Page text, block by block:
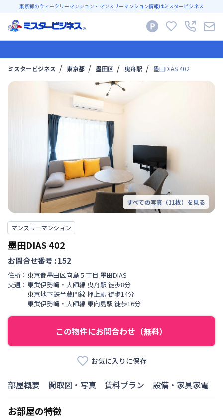
東京都のウィークリーマンション・マンスリーマンション情報はミスタービジネス
ミスタービジネス 東京都 墨田区 曳舟駅 墨田DIAS 402
すべての写真（11枚）を見る
マンスリーマンション
墨田DIAS402
お問合せ番号 :152
住所： 東京都墨田区向島５丁目 墨田DIAS
交通： 東武伊勢崎・大師線 曳舟駅 徒歩8分
東京地下鉄半蔵門線 押上駅 徒歩14分
東武伊勢崎・大師線 東向島駅 徒歩16分
この物件にお問合わせ（無料）
お気に入りに保存
部屋概要 間取図・写真 賃料プラン 設備・家具家電
お部屋の特徴